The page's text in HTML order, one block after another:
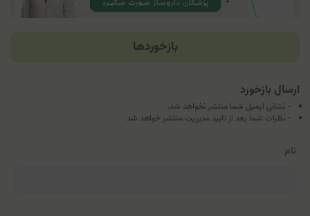
بازخوردها
ارسال بازخورد
- نشانی ایمیل شما منتشر نخواهد شد.
- نظرات شما بعد از تایید مدیریت منتشر خواهد شد
نام